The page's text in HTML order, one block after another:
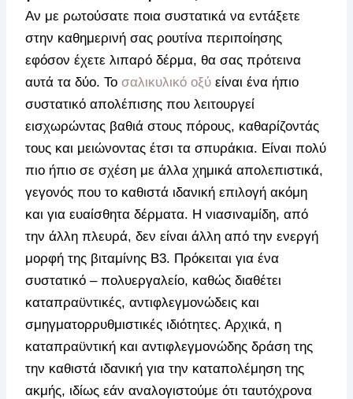
Αν με ρωτούσατε ποια συστατικά να εντάξετε
στην καθημερινή σας ρουτίνα περιποίησης
εφόσον έχετε λιπαρό δέρμα, θα σας πρότεινα
αυτά τα δύο. Τοσαλικυλικό οξύ είναι ένα ήπιο
συστατικό απολέπισης που λειτουργεί
εισχωρώντας βαθιά στους πόρους, καθαρίζοντάς
τους και μειώνοντας έτσι τα σπυράκια. Είναι πολύ
πιο ήπιο σε σχέση με άλλα χημικά απολεπιστικά,
γεγονός που το καθιστά ιδανική επιλογή ακόμη
και για ευαίσθητα δέρματα. Η νιασιναμίδη, από
την άλλη πλευρά, δεν είναι άλλη από την ενεργή
μορφή της βιταμίνης Β3. Πρόκειται για ένα
συστατικό – πολυεργαλείο, καθώς διαθέτει
καταπραϋντικές, αντιφλεγμονώδεις και
σμηγματορρυθμιστικές ιδιότητες. Αρχικά, η
καταπραϋντική και αντιφλεγμονώδης δράση της
την καθιστά ιδανική για την καταπολέμηση της
ακμής, ιδίως εάν αναλογιστούμε ότι ταυτόχρονα